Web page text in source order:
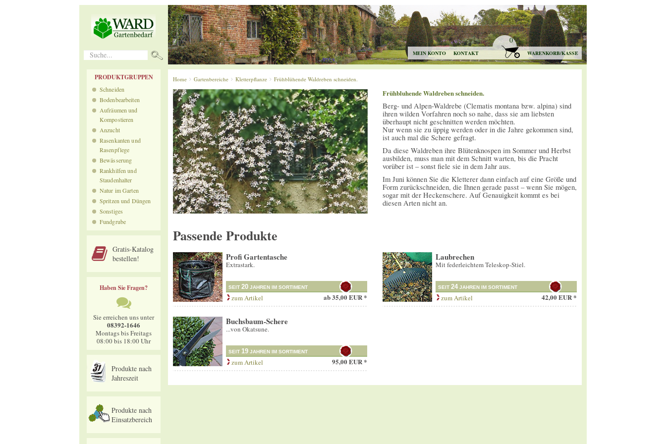
Suche... MEIN KONTO KONTAKT
0
WARENKORB/KASSE
PRODUKTGRUPPEN
Schneiden
Bodenbearbeiten
Aufräumen und
Kompostieren
Anzucht
Rasenkanten und
Rasenpflege
Bewässerung
Rankhilfen und
Staudenhalter
Natur im Garten
Spritzen und Düngen
Sonstiges
Fundgrube
Gratis-Katalog
bestellen!
Haben Sie Fragen?
Sie erreichen uns unter
08392-1646
Montags bis Freitags
08:00 bis 18:00 Uhr
Produkte nach
Jahreszeit
Produkte nach
Einsatzbereich
Home Gartenbereiche Kletterpflanze Frühblühende Waldreben schneiden.
Frühbluhende Waldreben schneiden.
Berg- und Alpen-Waldrebe (Clematis montana bzw. alpina) sind
ihren wilden Vorfahren noch so nahe, dass sie am liebsten
überhaupt nicht geschnitten werden möchten.
Nur wenn sie zu üppig werden oder in die Jahre gekommen sind,
ist auch mal die Schere gefragt.
Da diese Waldreben ihre Blütenknospen im Sommer und Herbst
ausbilden, muss man mit dem Schnitt warten, bis die Pracht
vorüber ist – sonst fiele sie in dem Jahr aus.
Im Juni können Sie die Kletterer dann einfach auf eine Größe und
Form zurückschneiden, die Ihnen gerade passt – wenn Sie mögen,
sogar mit der Heckenschere. Auf Genauigkeit kommt es bei
diesen Arten nicht an.
Passende Produkte
Profi Gartentasche
Extrastark.
SEIT 20 JAHREN IM SORTIMENT
zum Artikel ab35,00 EUR *
Laubrechen
Mit federleichtem Teleskop-Stiel.
SEIT 24JAHREN IM SORTIMENT
zum Artikel 42,00 EUR *
Buchsbaum-Schere
...von Okatsune.
SEIT 19 JAHREN IM SORTIMENT
zum Artikel 95,00 EUR *